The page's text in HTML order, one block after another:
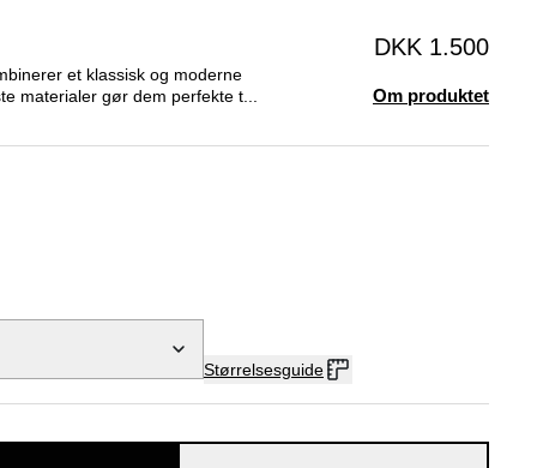
DKK 1.500
et klassisk og moderne
materialer gør dem perfekte t...
Om produktet
Størrelsesguide